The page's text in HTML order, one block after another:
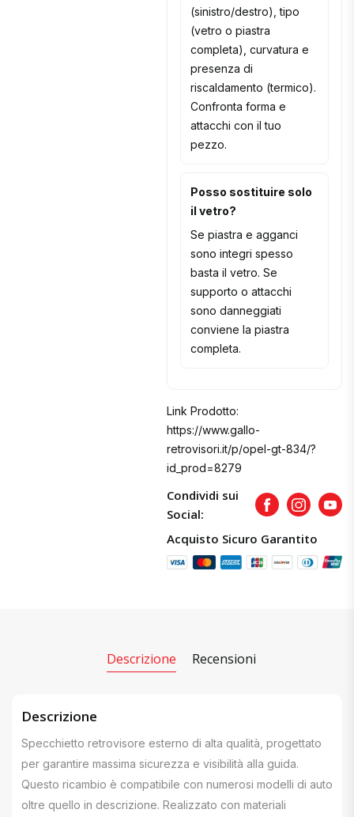
(sinistro/destro), tipo
(vetro o piastra
completa), curvatura e
presenza di
riscaldamento (termico).
Confronta forma e
attacchi con il tuo
pezzo.
Posso sostituire solo
il vetro?
Se piastra e agganci
sono integri spesso
basta il vetro. Se
supporto o attacchi
sono danneggiati
conviene la piastra
completa.
Link Prodotto:
https://www.gallo-
retrovisori.it/p/opel-gt-834/?
id_prod=8279
Condividi sui
Social:
FacebookInstagram
Acquisto Sicuro Garantito
Descrizione Recensioni
Descrizione
Specchietto retrovisore esterno di alta qualità, progettato
per garantire massima sicurezza e visibilità alla guida.
Questo ricambio è compatibile con numerosi modelli di auto
oltre quello in descrizione. Realizzato con materiali